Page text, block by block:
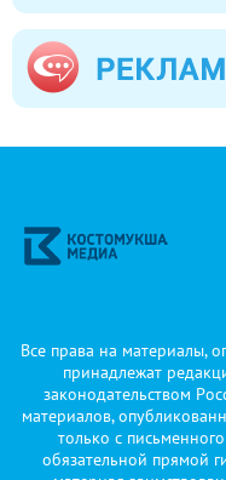
Все права на материалы,
принадлежат
законодательством
материалов,
только с
обязательной прямой